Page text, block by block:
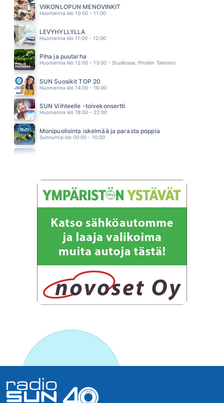
IRWIN
11.03
NINA KAITARANTA
10.54
VIIKONLOPUN MENOVINKIT
Huomenna klo 10:00 - 11:00
LEVYHYLLYLLÄ
Huomenna klo 11:00 - 12:00
Piha ja puutarha
Huomenna klo 12:00 - 13:00 - Studiossa: Pinsiön Taimisto
SUN Suosikit TOP 20
Huomenna klo 14:00 - 16:00
SUN Viihteelle -toivekonsertti
Huomenna klo 18:00 - 22:00
Monipuolisinta iskelmää ja parasta poppia
Sunnuntai klo 00:00 - 10:00